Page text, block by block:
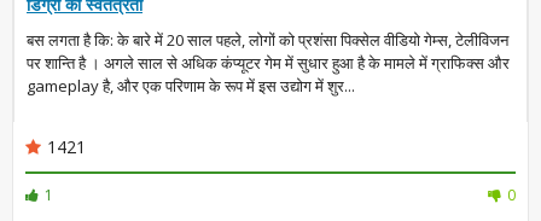
बस लगता है कि: के बारे में 20 साल पहले, लोगों को प्रशंसा पिक्सेल वीडियो गेम्स, टेलीविजन
पर शान्ति है । अगले साल से अधिक कंप्यूटर गेम में सुधार हुआ है के मामले में ग्राफिक्स और
gameplay है, और एक परिणाम के रूप में इस उद्योग में शुर...
1421
1 0